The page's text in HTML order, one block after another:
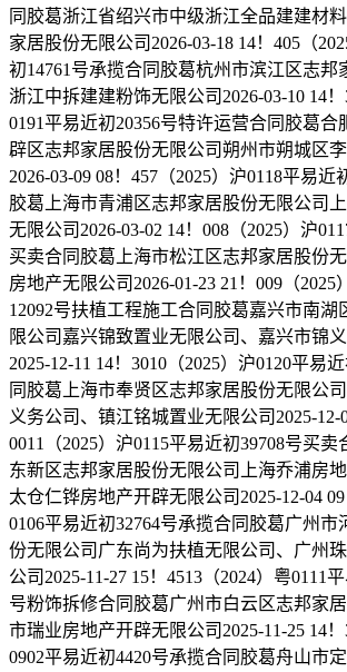
同胶葛浙江省绍兴市中级浙江全品建建材
家居股份无限公司2026-03-18 14！405（
初14761号承揽合同胶葛杭州市滨江区志邦
浙江中拆建建粉饰无限公司2026-03-10 14
0191平易近初20356号特许运营合同胶葛合
辟区志邦家居股份无限公司朔州市朔城区
2026-03-09 08！457（2025）沪0118平易近
胶葛上海市青浦区志邦家居股份无限公司
无限公司2026-03-02 14！008（2025）沪
买卖合同胶葛上海市松江区志邦家居股份
房地产无限公司2026-01-23 21！009（2025
12092号扶植工程施工合同胶葛嘉兴市南湖
限公司嘉兴锦致置业无限公司、嘉兴市锦
2025-12-11 14！3010（2025）沪0120平易
同胶葛上海市奉贤区志邦家居股份无限公
义务公司、镇江铭城置业无限公司2025-12-
0011（2025）沪0115平易近初39708号买
东新区志邦家居股份无限公司上海乔浦房地
太仓仁铧房地产开辟无限公司2025-12-04
0106平易近初32764号承揽合同胶葛广州市
份无限公司广东尚为扶植无限公司、广州
公司2025-11-27 15！4513（2024）粤0111
号粉饰拆修合同胶葛广州市白云区志邦家
市瑞业房地产开辟无限公司2025-11-25 14
0902平易近初4420号承揽合同胶葛舟山市